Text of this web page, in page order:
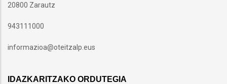
20800 Zarautz
943111000
informazioa@oteitzalp.eus
IDAZKARITZAKO ORDUTEGIA